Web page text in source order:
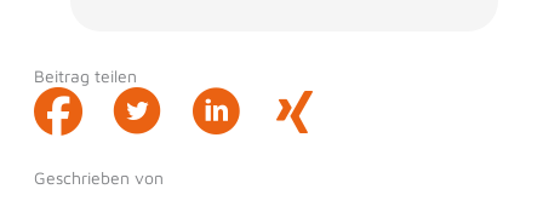
Beitrag teilen
Geschrieben von